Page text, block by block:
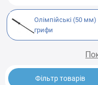
Олімпійські (50 мм)
грифи
Фільтр товарів